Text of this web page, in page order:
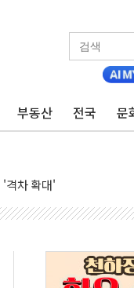
부동산 전국 문
'격차 확대'
며 상승… STOXX 600